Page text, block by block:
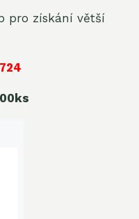
pro získání větší